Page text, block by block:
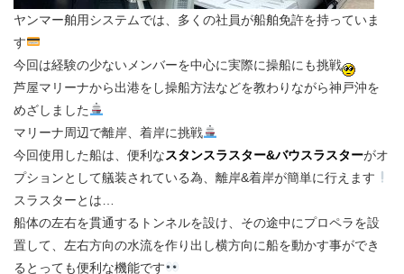
ヤンマー舶用システムでは、多くの社員が船舶免許を持っていま
す
今回は経験の少ないメンバーを中心に実際に操船にも挑戦
芦屋マリーナから出港をし操船方法などを教わりながら神戸沖を
めざしました
マリーナ周辺で離岸、着岸に挑戦
今回使用した船は、便利なスタンスラスター&バウスラスターがオ
プションとして艤装されている為、離岸&着岸が簡単に行えます
スラスターとは…
船体の左右を貫通するトンネルを設け、その途中にプロペラを設
置して、左右方向の水流を作り出し横方向に船を動かす事ができ
るとっても便利な機能です